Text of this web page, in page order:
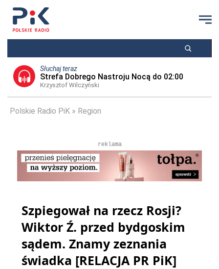
Słuchaj teraz
Strefa Dobrego Nastroju Nocą do 02:00
Krzysztof Wilczyński
Polskie Radio PiK Region
reklama
Szpiegował na rzecz Rosji?
Wiktor Ź. przed bydgoskim
sądem. Znamy zeznania
świadka [RELACJA PR PiK]